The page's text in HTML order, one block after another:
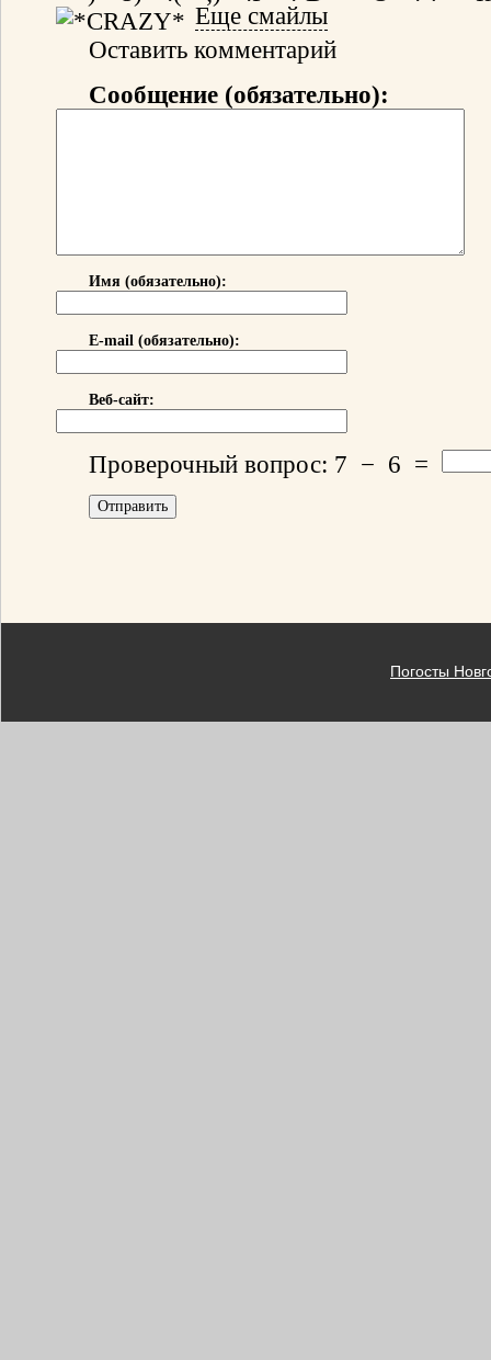
Еще смайлы
Оставить комментарий
Сообщение (обязательно):
Имя (обязательно):
E-mail (обязательно):
Веб-сайт:
Проверочный вопрос: 7 − 6 =
Погосты